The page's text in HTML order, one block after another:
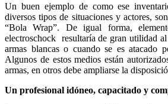
Un buen ejemplo de como ese
diversos tipos de situaciones y actores,
“Bola Wrap”. De igual forma,
electroschock resultaría de gran utilidad al
armas blancas o cuando se es atacado
Algunos de estos medios están
armas, en otros debe ampliarse la
Un profesional idóneo, capacitado y